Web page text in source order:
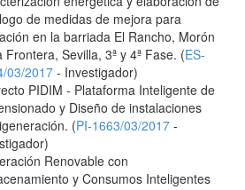
de medidas de mejora para
en la barriada El Rancho, Morón
Frontera, Sevilla, 3ª y 4ª Fase. (ES-
03/2017- Investigador)
PIDIM - Plataforma Inteligente de
y Diseño de instalaciones
(PI-1663/03/2017-
Renovable con
y Consumos Inteligentes